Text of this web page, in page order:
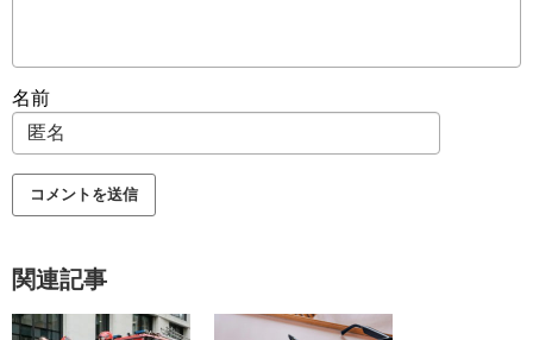
名前
関連記事